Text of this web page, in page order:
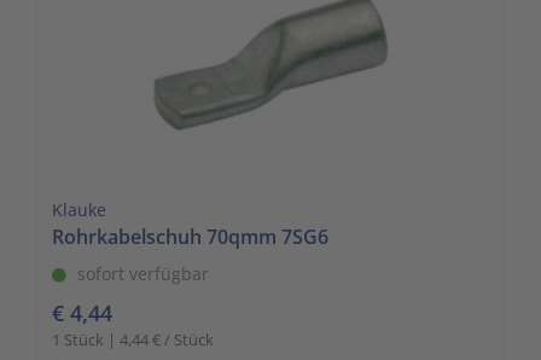
Klauke
Rohrkabelschuh 70qmm 7SG6
sofort verfügbar
€ 4,44
1 Stück | 4,44 € / Stück